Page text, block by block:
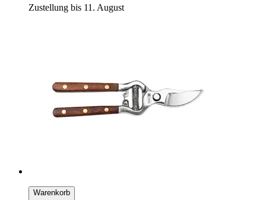
Zustellung bis 11. August
Warenkorb